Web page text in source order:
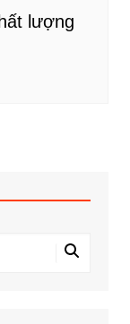
lượng